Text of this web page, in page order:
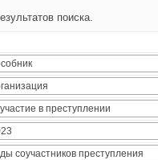
поиска.